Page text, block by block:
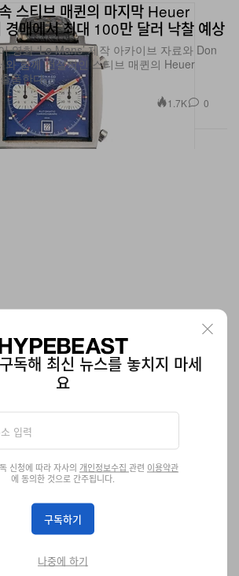
영화 ‘Le Mans’ 제작 아카이브 자료와 Don
와 함께 전설적인 스티브 매퀸의 Heuer
품한다.
5주년 기념 한정판 Sun‑Bleached
텍스타일 기법을 더한 유니크한 인테리어 플
독해 최신 뉴스를 놓치지 마세
요
신청에 따라 자사의 개인정보수집 관련 이용약관
에 동의한 것으로 간주됩니다.
구독하기
나중에 하기